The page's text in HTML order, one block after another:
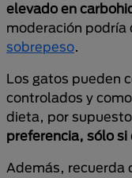
elevado en
moderación podría
sobrepeso.
Los gatos pueden
controlados y
dieta, por
preferencia, sólo si
Además, recuerda